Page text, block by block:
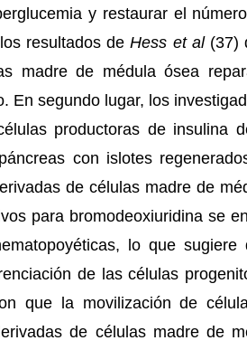
y restaurar el
resultados deHess et al(37)
madre de médula ósea
En segundo lugar, los
productoras de insulina
con islotes
de células madre de
para bromodeoxiuridina se
lo que
de las células
que la movilización de
de células madre de